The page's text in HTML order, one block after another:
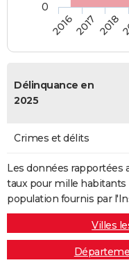
20162017 2018
0
Délinquance en
2025
Crimes et délits
Les données rapportées
taux pour mille
population fournis par
Villes